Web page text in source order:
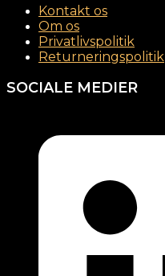
Kontakt os
Om os
Privatlivspolitik
Returneringspolitik
SOCIALE MEDIER